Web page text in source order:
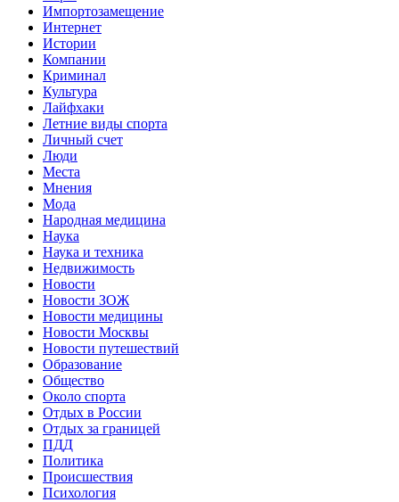
Импортозамещение
Интернет
Истории
Компании
Криминал
Культура
Лайфхаки
Летние виды спорта
Личный счет
Люди
Места
Мнения
Мода
Народная медицина
Наука
Наука и техника
Недвижимость
Новости
Новости ЗОЖ
Новости медицины
Новости Москвы
Новости путешествий
Образование
Общество
Около спорта
Отдых в России
Отдых за границей
ПДД
Политика
Происшествия
Психология